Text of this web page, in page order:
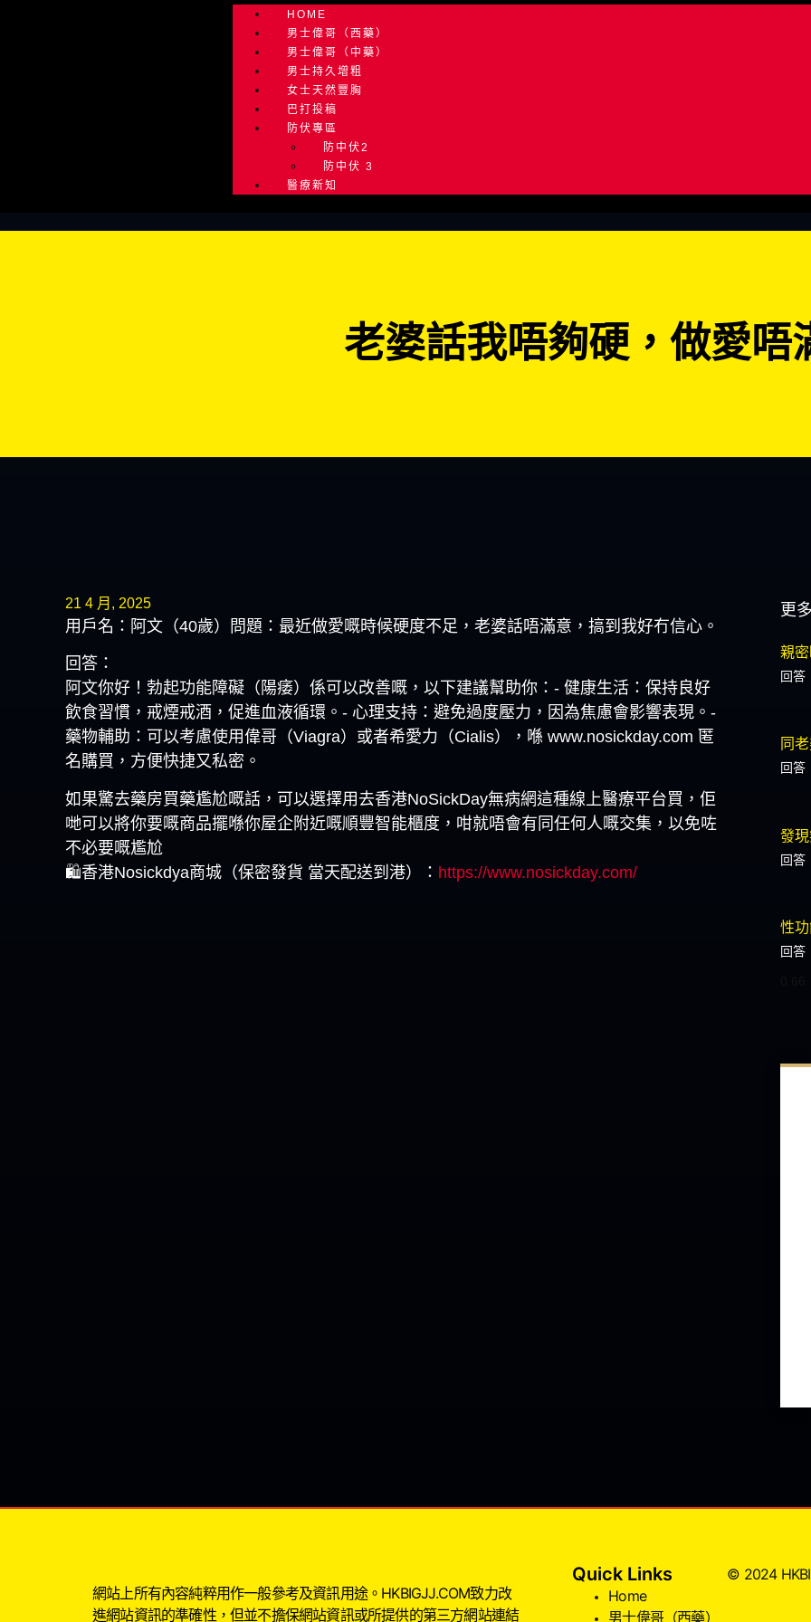
HOME
男士偉哥（西藥）
男士偉哥（中藥）
男士持久增粗
女士天然豐胸
巴打投稿
防伏專區
防中伏2
防中伏 3
醫療新知
老婆話我唔夠硬，做愛唔
21 4 月, 2025
用戶名：阿文（40歲）問題：最近做愛嘅時候硬度不足，老婆話唔滿意，搞到我好冇信心。
回答：
阿文你好！勃起功能障礙（陽痿）係可以改善嘅，以下建議幫助你：- 健康生活：保持良好
飲食習慣，戒煙戒酒，促進血液循環。- 心理支持：避免過度壓力，因為焦慮會影響表現。-
藥物輔助：可以考慮使用偉哥（Viagra）或者希愛力（Cialis），喺 www.nosickday.com 匿
名購買，方便快捷又私密。
如果驚去藥房買藥尷尬嘅話，可以選擇用去香港NoSickDay無病網這種線上醫療平台買，佢
哋可以將你要嘅商品擺喺你屋企附近嘅順豐智能櫃度，咁就唔會有同任何人嘅交集，以免咗
不必要嘅尷尬
🛍️香港Nosickdya商城（保密發貨 當天配送到港）： https://www.nosickday.com/
更
親
回答
同
回答
發
回答
性
回答
網站上所有內容純粹用作一般參考及資訊用途。HKBIGJJ.COM致力改
進網站資訊的準確性，但並不擔保網站資訊或所提供的第三方網站連結
Quick Links
Home
男士偉哥（西藥）
© 2024